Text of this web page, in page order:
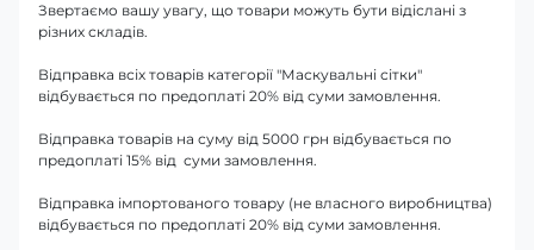
Звертаємо вашу увагу, що товари можуть бути відіслані з
різних складів.
Відправка всіх товарів категорії "Маскувальні сітки"
відбувається по предоплаті 20% від суми замовлення.
Відправка товарів на суму від 5000 грн відбувається по
предоплаті 15% від суми замовлення.
Відправка імпортованого товару (не власного виробництва)
відбувається по предоплаті 20% від суми замовлення.